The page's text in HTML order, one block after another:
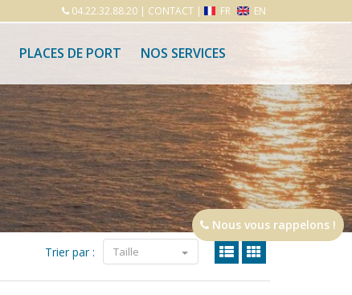
04.22.32.88.20| CONTACT| FR EN
PLACES DE PORT NOS SERVICES
Trier par : Taille
Nous vous rappelons !